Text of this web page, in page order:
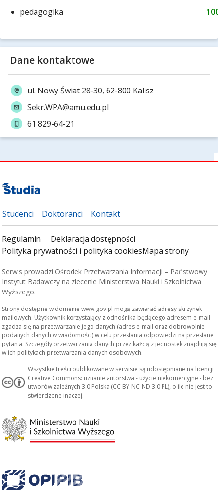
pedagogika
Dane kontaktowe
ul. Nowy Świat 28-30, 62-800 Kalisz
Sekr.WPA@amu.edu.pl
61 829-64-21
Studenci Doktoranci Kontakt
Regulamin
Deklaracja dostępności
Polityka prywatności i polityka cookiesMapa strony
Serwis prowadzi Ośrodek Przetwarzania Informacji – Państwowy
Instytut Badawczy na zlecenie Ministerstwa Nauki i Szkolnictwa
Wyższego.
Strony dostępne w domenie www.gov.pl mogą zawierać adresy skrzynek
mailowych. Użytkownik korzystający z odnośnika będącego adresem e-mail
zgadza się na przetwarzanie jego danych (adres e-mail oraz dobrowolnie
podanych danych w wiadomości) w celu przesłania odpowiedzi na przesłane
pytania. Szczegóły przetwarzania danych przez każdą z jednostek znajdują się
w ich politykach przetwarzania danych osobowych.
Wszystkie treści publikowane w serwisie są udostępniane na licencji
Creative Commons: uznanie autorstwa - użycie niekomercyjne - bez
utworów zależnych 3.0 Polska (CC BY-NC-ND 3.0 PL), o ile nie jest to
stwierdzone inaczej.